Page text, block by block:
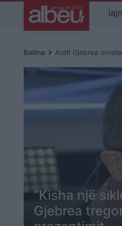
Ballina keyboard_arrow_right Ardit Gjebrea
“Kisha një
Gjebrea